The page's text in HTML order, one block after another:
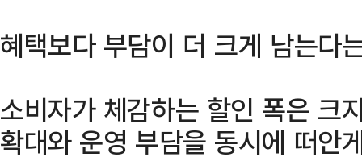
혜택보다 부담이 더 크게 남는다
소비자가 체감하는 할인 폭은 크
확대와 운영 부담을 동시에 떠안